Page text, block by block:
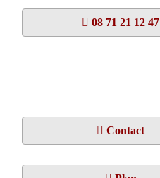
08 71 21 12 47
Contact